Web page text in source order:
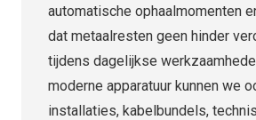
automatische ophaalmomenten
dat metaalresten geen hinder
tijdens dagelijkse
moderne apparatuur kunnen we
installaties, kabelbundels,